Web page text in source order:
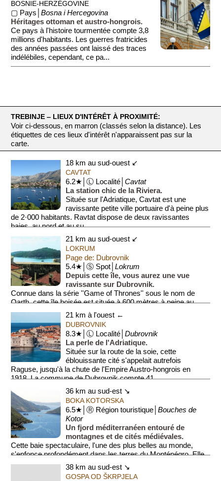
BOSNIE-HERZÉGOVINE
▢ Pays│Bosna i Hercegovina
Héritages ottoman et austro-hongrois.
Ce pays à l'histoire tourmentée compte 3,8
millions d'habitants. Les guerres fratricides
des années passées ont laissé des traces
indélébiles, cependant, ce pa...
TREBINJE ‒ LIEUX D'INTÉRÊT À PROXIMITÉ:
Voir ci-dessous, en marron (classés selon la distance). Les
étiquettes de ces lieux d'intérêt n'apparaissent pas sur la
carte.
18 km au sud-ouest ↙
CAVTAT
6.2★│Ⓛ Localité│Cavtat
La station chic de la Riviera.
Située sur l'Adriatique, Cavtat est une
ravissante petite ville portuaire d'à peine plus
de 2·000 habitants. Ravtat dispose de deux ravissantes
baies, au nord et au su...
21 km au sud-ouest ↙
LOKRUM
Page de: Dubrovnik
5.4★│Ⓢ Spot│Lokrum
Depuis cette île, vous aurez une vue
ravissante sur Dubrovnik.
Connue dans la série ''Game of Thrones'' sous le nom de
Qarth, cette île boisée est située à 600 mètres à peine au
large de Dubrovnik....21 km à l'ouest ←
DUBROVNIK
8.3★│Ⓛ Localité│Dubrovnik
La perle de l'Adriatique.
Située sur la route de la soie, cette
éblouissante cité s'appelait autrefois
Raguse, jusqu'à la chute de l'Empire Austro-hongrois en
1918. La commune de Dubrovnik compte 41...
36 km au sud-est ↘
BOKA KOTORSKA
6.5★│Ⓡ Région touristique│Bouches de
Kotor
Un fjord méditerranéen entouré de
montagnes et de cités médiévales.
Cette baie spectaculaire, l'une des plus belles au monde,
s'enfonce profondément dans les terres du Monténégro. Elle
est bor...
38 km au sud-est ↘
GOSPA OD ŠKRPJELA